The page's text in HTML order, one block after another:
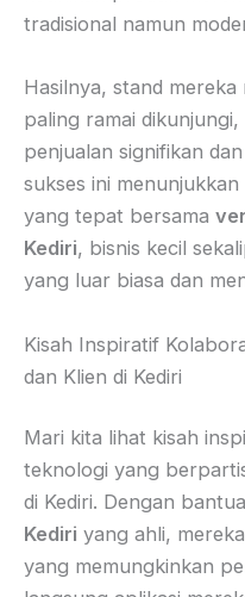
tradisional namun
Hasilnya, stand mereka
paling ramai
penjualan signifikan dan
sukses ini
yang tepat bersama
Kediri, bisnis kecil
yang luar biasa dan
Kisah Inspiratif
dan Klien di Kediri
Mari kita lihat kisah
teknologi yang
di Kediri. Dengan
Kediri yang ahli,
yang memungkinkan